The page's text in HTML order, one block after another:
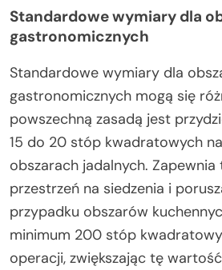
Standardowe wymiary dla
gastronomicznych
Standardowe wymiary dla
gastronomicznych mogą się
powszechną zasadą jest
15 do 20 stóp kwadratowych
obszarach jadalnych.
przestrzeń na siedzenia i
przypadku obszarów
minimum 200 stóp
operacji, zwiększając tę